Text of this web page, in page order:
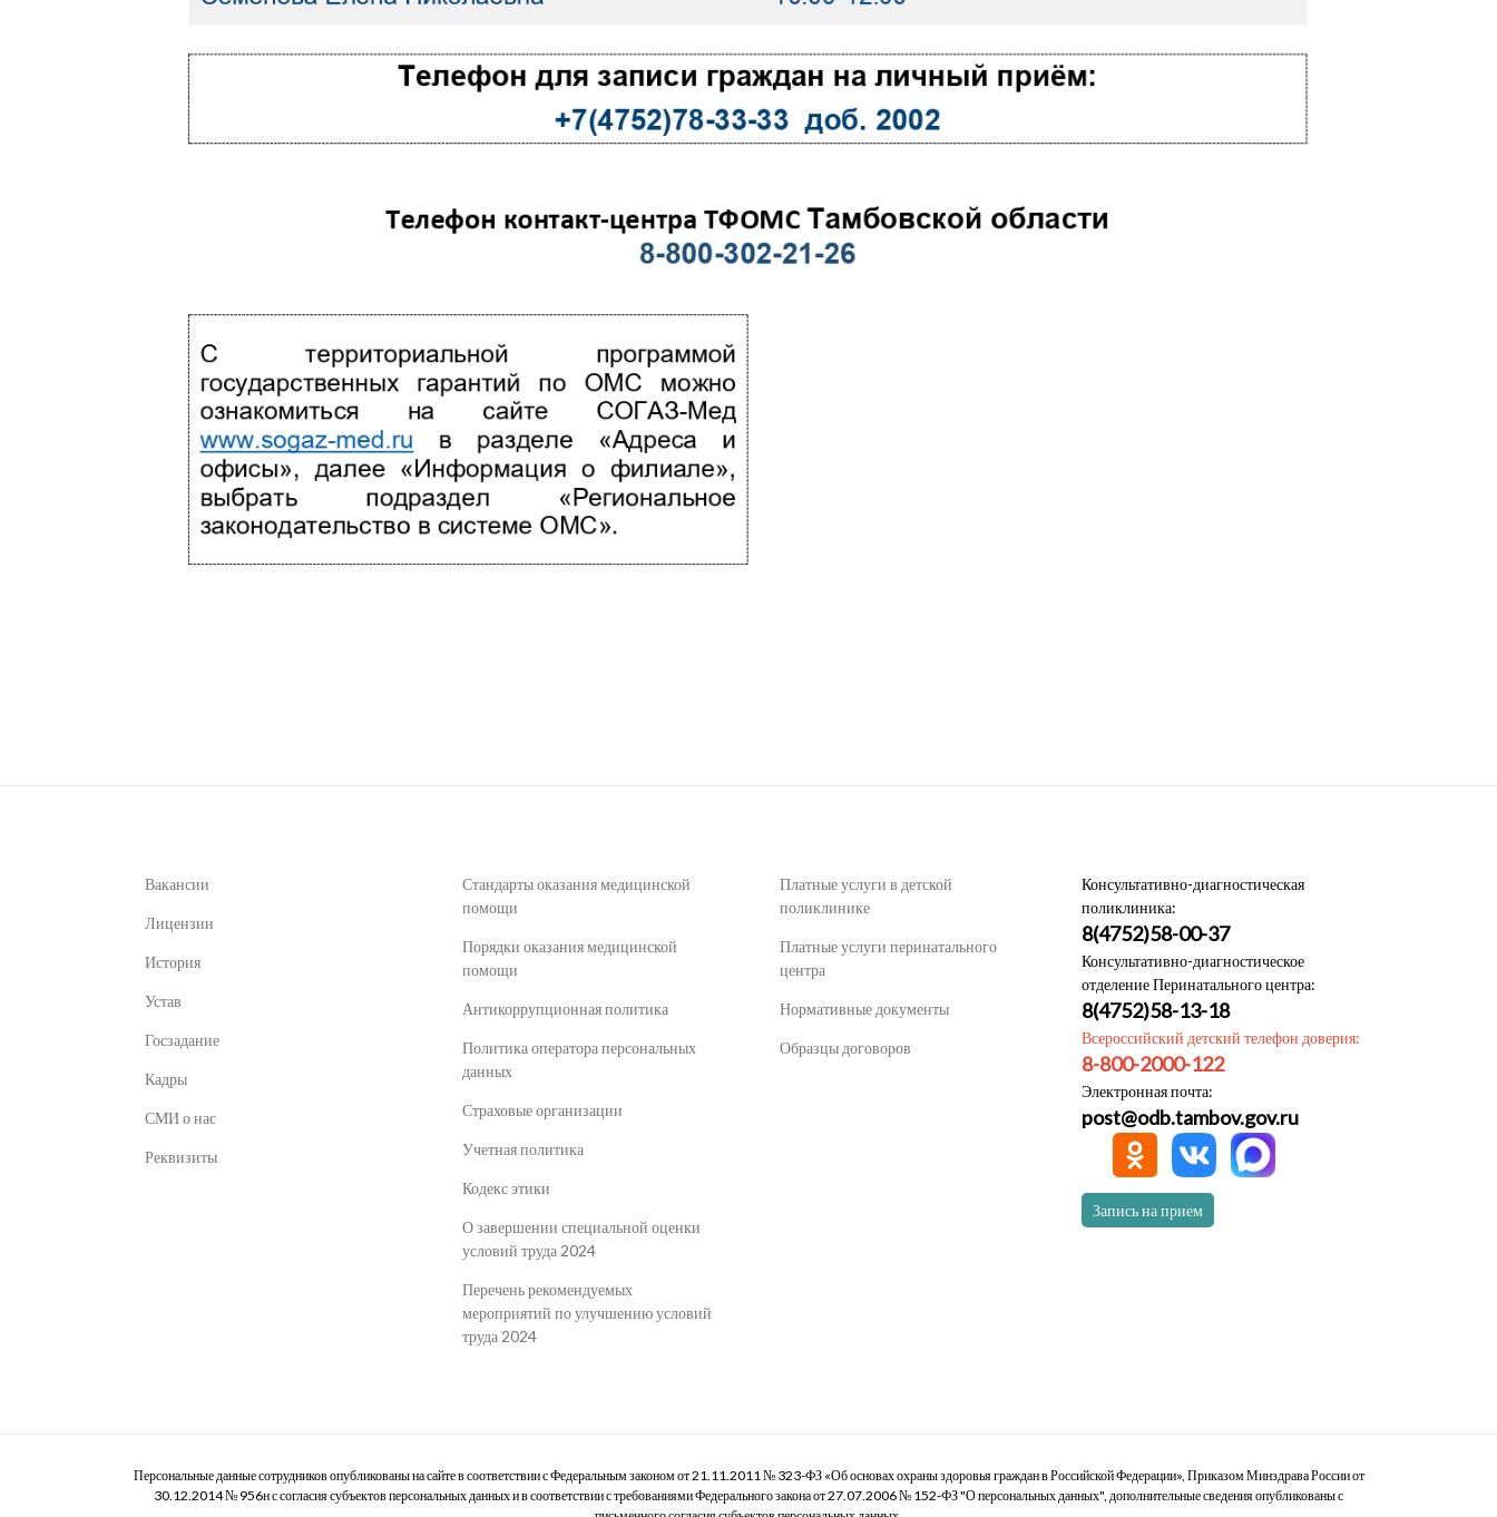
Вакансии
Лицензии
История
Устав
Госзадание
Кадры
СМИ о нас
Реквизиты
Стандарты оказания медицинской
помощи
Порядки оказания медицинской
помощи
Антикоррупционная политика
Политика оператора персональных
данных
Страховые организации
Учетная политика
Кодекс этики
О завершении специальной оценки
условий труда 2024
Перечень рекомендуемых
мероприятий по улучшению условий
труда 2024
Платные услуги в детской
поликлинике
Платные услуги перинатального
центра
Нормативные документы
Образцы договоров
Консультативно-диагностическая
поликлиника:
8(4752)58-00-37
Консультативно-диагностическое
отделение Перинатального центра:
8(4752)58-13-18
Всероссийский детский телефон доверия:
8-800-2000-122
Электронная почта:
post@odb.tambov.gov.ru
Запись на прием
Персональные данные сотрудников опубликованы на сайте в соответствии с Федеральным законом от 21.11.2011 № 323-ФЗ «Об основах охраны здоровья граждан в Российской Федерации», Приказом Минздрава России от
30.12.2014 № 956н с согласия субъектов персональных данных и в соответствии с требованиями Федерального закона от 27.07.2006 № 152-ФЗ "О персональных данных", дополнительные сведения опубликованы с